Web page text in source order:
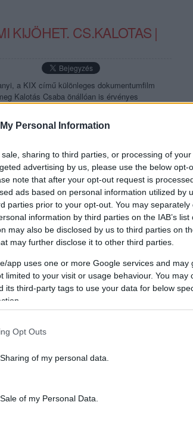
Personal Information
sharing to third parties, or processing of
advertising by us, please use the below opt-
note that after your opt-out request is
ads based on personal information utilized by
parties prior to your opt-out. You may
information by third parties on the IAB’s list
may also be disclosed by us to third parties on
may further disclose it to other third parties.
app uses one or more Google services and may
limited to your visit or usage behaviour. You may
its third-party tags to use your data for below
Opt Outs
of my personal data.
of my Personal Data.
KIJÖHET. CS.KALOTAS |
a KIX című különleges dokumentumfilm
Kalotás Csaba önállóan is érvényes
magazin 121. számában jelent meg.
TOVÁBB →
komment